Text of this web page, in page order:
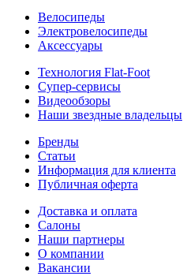
Велосипеды
Электровелосипеды
Аксессуары
Технология Flat-Foot
Супер-сервисы
Видеообзоры
Наши звездные владельцы
Бренды
Статьи
Информация для клиента
Публичная оферта
Доставка и оплата
Салоны
Наши партнеры
О компании
Вакансии